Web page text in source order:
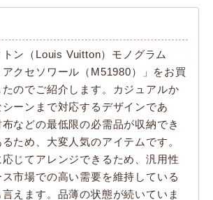
ン（Louis Vuitton）モノグラム
アクセソワール（M51980）」をお買
のでご紹介します。カジュアルか
ーンまで対応するデザインであ
などの最低限の必需品が収納でき
ため、大変人気のアイテムです。
じてアレンジできるため、汎用性
市場での高い需要を維持している
えます。品薄の状態が続いていま